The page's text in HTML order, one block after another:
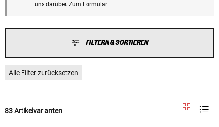
uns darüber. Zum Formular
FILTERN & SORTIEREN
Alle Filter zurücksetzen
83 Artikelvarianten